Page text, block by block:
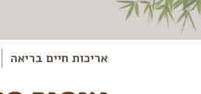
אריכות חיים בריאה